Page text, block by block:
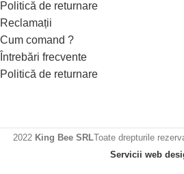
Politică de returnare
Reclamații
Cum comand ?
Întrebări frecvente
Politică de returnare
2022 King Bee SRLToate drepturile
Servicii web